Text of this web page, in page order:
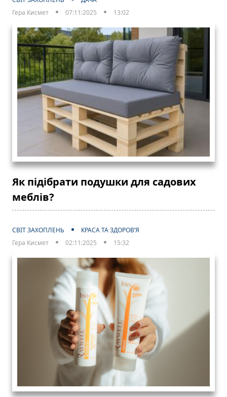
Гера Кисмет
07:11:2025 13:02
Як підібрати подушки для садових
меблів?
СВІТ ЗАХОПЛЕНЬ
КРАСА ТА ЗДОРОВ’Я
Гера Кисмет
02:11:2025 15:32